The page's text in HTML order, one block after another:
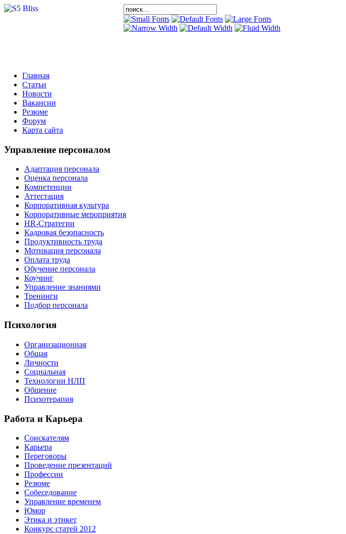
Главная
Статьи
Новости
Вакансии
Резюме
Форум
Карта сайта
Управление персоналом
Адаптация персонала
Оценка персонала
Компетенции
Аттестация
Корпоративная культура
Корпоративные мероприятия
HR-Стратегии
Кадровая безопасность
Продуктивность труда
Мотивация персонала
Оплата труда
Обучение персонала
Коучинг
Управление знаниями
Тренинги
Подбор персонала
Психология
Организационная
Общая
Личности
Социальная
Технологии НЛП
Общение
Психотерапия
Работа и Карьера
Соискателям
Карьера
Переговоры
Проведение презентаций
Профессии
Резюме
Собеседование
Управление временем
Юмор
Этика и этикет
Конкурс статей 2012